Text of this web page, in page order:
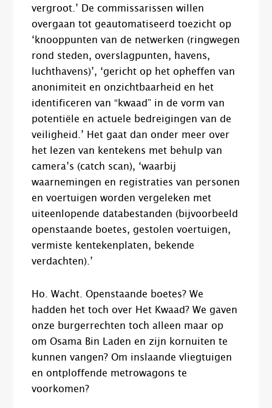
vergroot.’ De commissarissen willen
overgaan tot geautomatiseerd toezicht op
‘knooppunten van de netwerken (ringwegen
rond steden, overslagpunten, havens,
luchthavens)’, ‘gericht op het opheffen van
anonimiteit en onzichtbaarheid en het
identificeren van “kwaad” in de vorm van
potentiële en actuele bedreigingen van de
veiligheid.’ Het gaat dan onder meer over
het lezen van kentekens met behulp van
camera’s (catch scan), ‘waarbij
waarnemingen en registraties van personen
en voertuigen worden vergeleken met
uiteenlopende databestanden (bijvoorbeeld
openstaande boetes, gestolen voertuigen,
vermiste kentekenplaten, bekende
verdachten).’
Ho. Wacht. Openstaande boetes? We
hadden het toch over Het Kwaad? We gaven
onze burgerrechten toch alleen maar op
om Osama Bin Laden en zijn kornuiten te
kunnen vangen? Om inslaande vliegtuigen
en ontploffende metrowagons te
voorkomen?